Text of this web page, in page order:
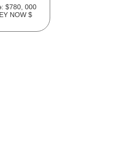
$780, 000
NOW $